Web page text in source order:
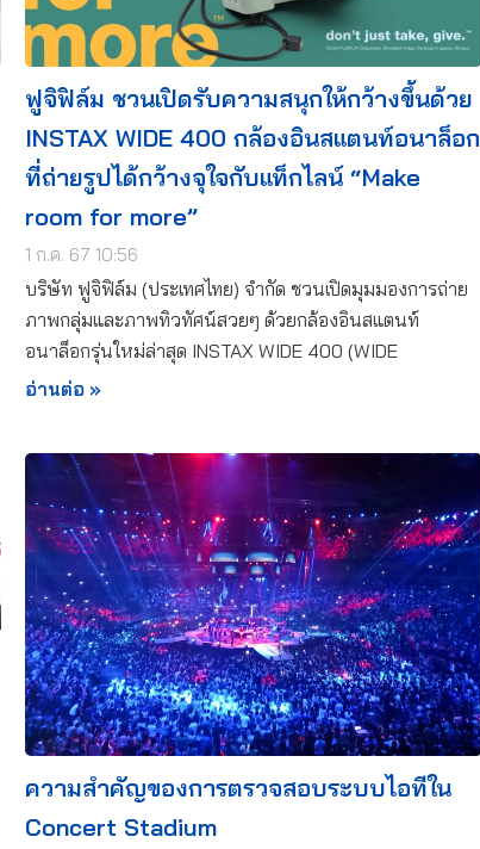
ฟูจิฟิล์ม ชวนเปิดรับความสนุกให้กว้างขึ้นด้วย
INSTAX WIDE 400 กล้องอินสแตนท์อนาล็อก
ที่ถ่ายรูปได้กว้างจุใจกับแท็กไลน์ “Make
room for more”
1 ก.ค. 67 10:56
บริษัท ฟูจิฟิล์ม (ประเทศไทย) จำกัด ชวนเปิดมุมมองการถ่าย
ภาพกลุ่มและภาพทิวทัศน์สวยๆ ด้วยกล้องอินสแตนท์
อนาล็อกรุ่นใหม่ล่าสุด INSTAX WIDE 400 (WIDE
อ่านต่อ »
ความสำคัญของการตรวจสอบระบบไอทีใน
Concert Stadium